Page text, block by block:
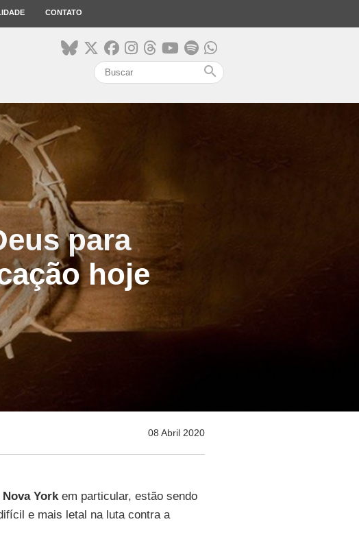
CONTATO
search
para
hoje
08 Abril 2020
Nova Yorkem particular, estão sendo
e mais letal na luta contra a